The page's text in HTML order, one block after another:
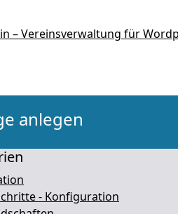
anlegen
- Konfiguration